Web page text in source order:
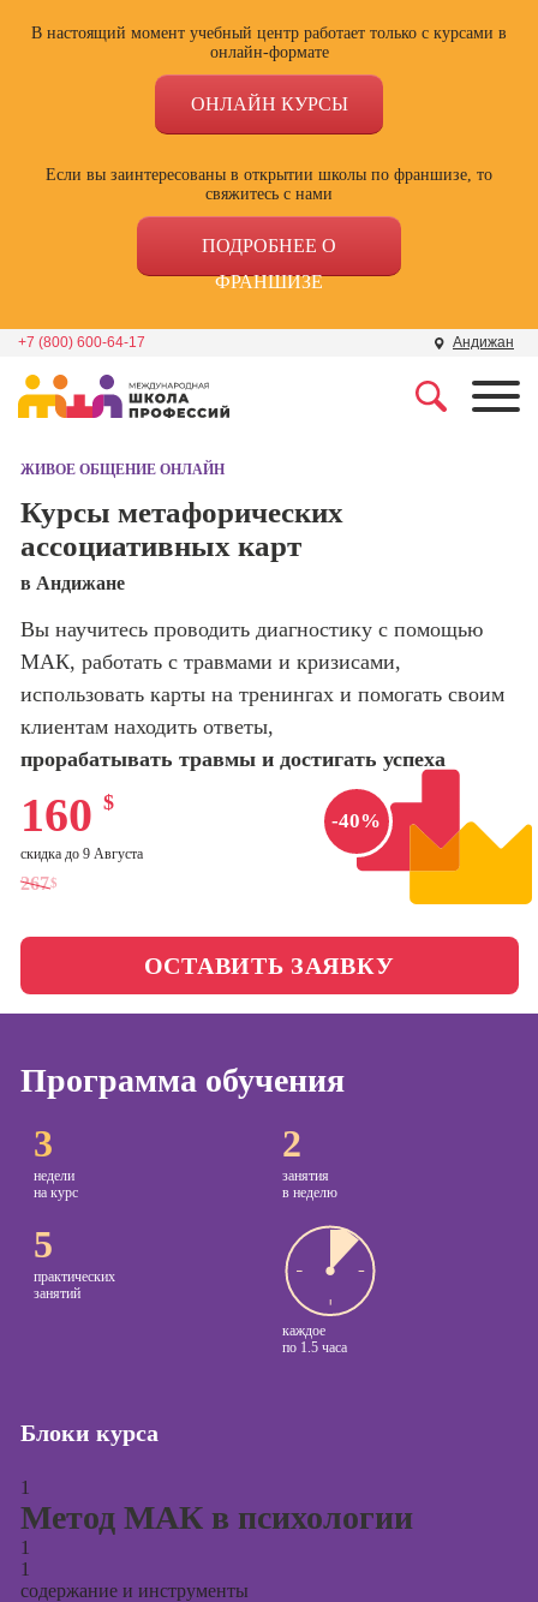
В настоящий момент учебный центр работает только с курсами в
онлайн-формате
ОНЛАЙН КУРСЫ
Если вы заинтересованы в открытии школы по франшизе, то
свяжитесь с нами
ПОДРОБНЕЕ О
ФРАНШИЗЕ
+7 (800) 600-64-17 Андижан
Школа дизайна
Школа нейросетей и
Школа психологии
Школа актерского
мастерства
Школа бизнеса и
управления
сайтов)
Профессия
Интернет-
Профессия
маркетингу в
социальных
сетях (SMM-
менеджер)
Специалист по
таргетингу
Курсы
ЖИВОЕ ОБЩЕНИЕ ОНЛАЙН
Курсы метафорических
ассоциативных карт
в Андижане
Вы научитесь проводить диагностику с помощью
МАК, работать с травмами и кризисами,
использовать карты на тренингах и помогать своим
клиентам находить ответы,
прорабатывать травмы и достигать успеха
-40%
267$
160 $
скидка до 9 Августа
ОСТАВИТЬ ЗАЯВКУ
Программа обучения
3
недели
на курс
2
занятия
в неделю
5
практических
занятий
каждое
по 1.5 часа
Блоки курса
1
Метод МАК в психологии
1
1
содержание и инструменты